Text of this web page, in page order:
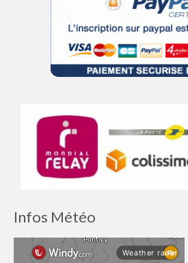
Infos Météo